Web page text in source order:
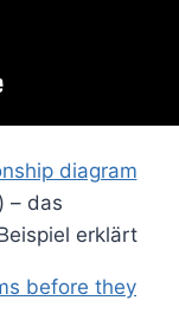
diagram
– das
erklärt